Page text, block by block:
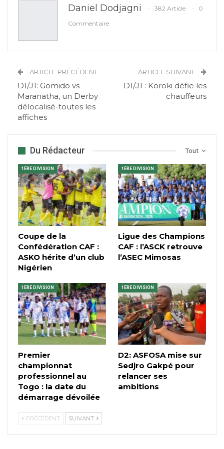
Daniel Dodjagni 382 Article
0
Commentaire
ARTICLE PRÉCÉDENT
D1/J1: Gomido vs
Maranatha, un Derby
délocalisé-toutes les
affiches
ARTICLE SUIVANT
D1/J1 : Koroki défie les
chauffeurs
Tout
Du Rédacteur
1ÈRE DIVISION
Coupe de la
Confédération CAF :
ASKO hérite d’un club
Nigérien
1ÈRE DIVISION
Ligue des Champions
CAF : l’ASCK retrouve
l’ASEC Mimosas
1ÈRE DIVISION
Premier
championnat
professionnel au
Togo : la date du
démarrage dévoilée
1ÈRE DIVISION
D2: ASFOSA mise sur
Sedjro Gakpé pour
relancer ses
ambitions
PRÉCÉDENT SUIVANT